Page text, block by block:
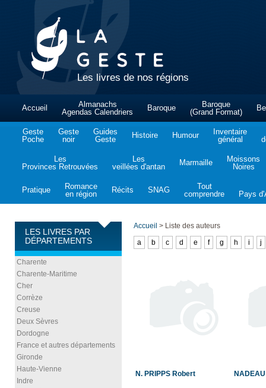
Les livres de nos régions
Accueil
Almanachs
Agendas Calendriers
Baroque
Baroque
(Grand Format)
Geste
Poche
Geste
noir
Guides
Geste
Histoire Humour
Inventaire
général
Les
Provinces Retrouvées
Les
veillées d'antan
Marmaille
Moissons
Noires
Pratique
Romance
en région
Récits SNAG
Tout
comprendre
Pays
LES LIVRES PAR
DÉPARTEMENTS
Charente
Charente-Maritime
Cher
Corrèze
Creuse
Deux Sèvres
Dordogne
France et autres départements
Gironde
Haute-Vienne
Indre
Accueil > Liste des auteurs
a
b c d e f g h i j
N. PRIPPS Robert